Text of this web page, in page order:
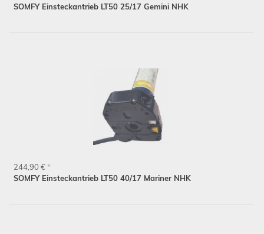
SOMFY Einsteckantrieb LT50 25/17 Gemini NHK
SOMFY Einsteckantrieb LT50 40/17 Mariner NHK
244,90 € *